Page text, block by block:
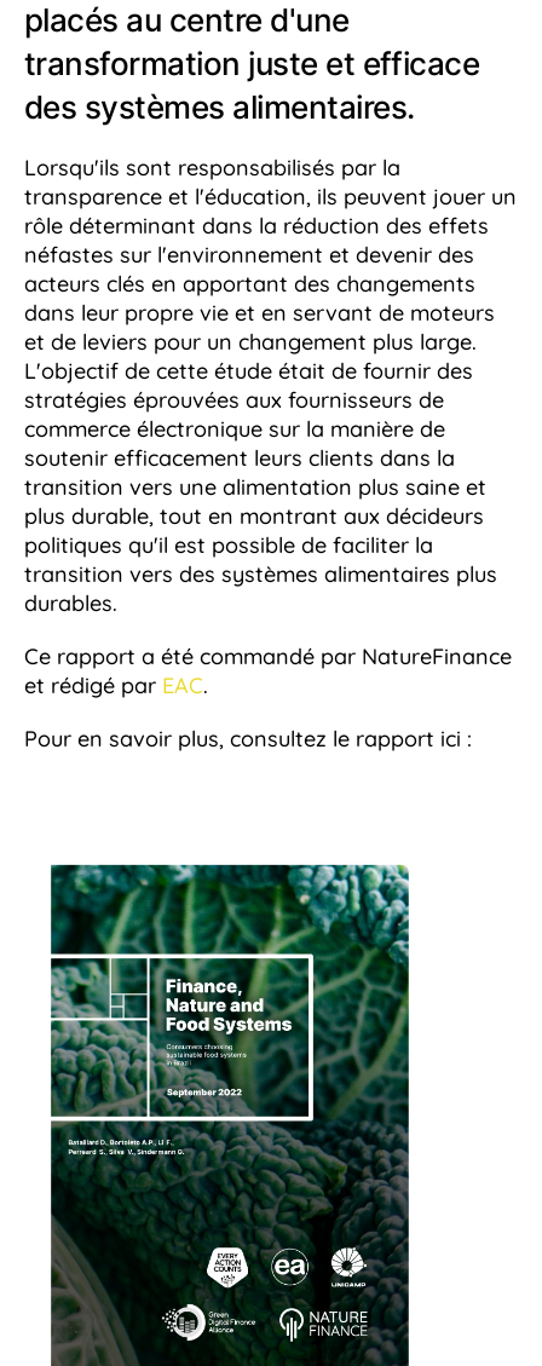
placés au centre d'une
transformation juste et efficace
des systèmes alimentaires.
Lorsqu'ils sont responsabilisés par la
transparence et l'éducation, ils peuvent jouer un
rôle déterminant dans la réduction des effets
néfastes sur l'environnement et devenir des
acteurs clés en apportant des changements
dans leur propre vie et en servant de moteurs
et de leviers pour un changement plus large.
L'objectif de cette étude était de fournir des
stratégies éprouvées aux fournisseurs de
commerce électronique sur la manière de
soutenir efficacement leurs clients dans la
transition vers une alimentation plus saine et
plus durable, tout en montrant aux décideurs
politiques qu'il est possible de faciliter la
transition vers des systèmes alimentaires plus
durables.
Ce rapport a été commandé par NatureFinance
et rédigé par EAC.
Pour en savoir plus, consultez le rapport ici :